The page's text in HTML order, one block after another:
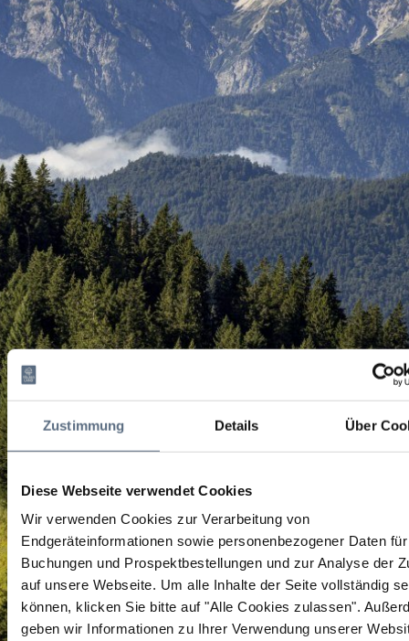
Zustimmung Details Über
Diese Webseite verwendet Cookies
Wir verwenden Cookies zur Verarbeitung von
Endgeräteinformationen sowie personenbezogener Daten
Buchungen und Prospektbestellungen und zur Analyse der
auf unsere Webseite. Um alle Inhalte der Seite vollständig
können, klicken Sie bitte auf "Alle Cookies zulassen".
geben wir Informationen zu Ihrer Verwendung unserer